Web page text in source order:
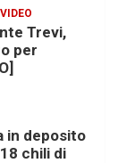
VIDEO
Trevi,
per
in deposito
chili di